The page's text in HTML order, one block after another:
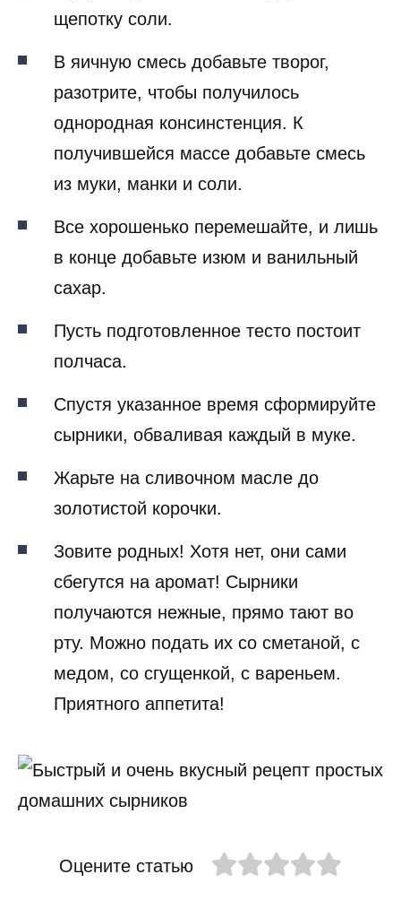
щепотку соли.
В яичную смесь добавьте творог,
разотрите, чтобы получилось
однородная консинстенция. К
получившейся массе добавьте смесь
из муки, манки и соли.
Все хорошенько перемешайте, и лишь
в конце добавьте изюм и ванильный
сахар.
Пусть подготовленное тесто постоит
полчаса.
Спустя указанное время сформируйте
сырники, обваливая каждый в муке.
Жарьте на сливочном масле до
золотистой корочки.
Зовите родных! Хотя нет, они сами
сбегутся на аромат! Сырники
получаются нежные, прямо тают во
рту. Можно подать их со сметаной, с
медом, со сгущенкой, с вареньем.
Приятного аппетита!
Оцените статью